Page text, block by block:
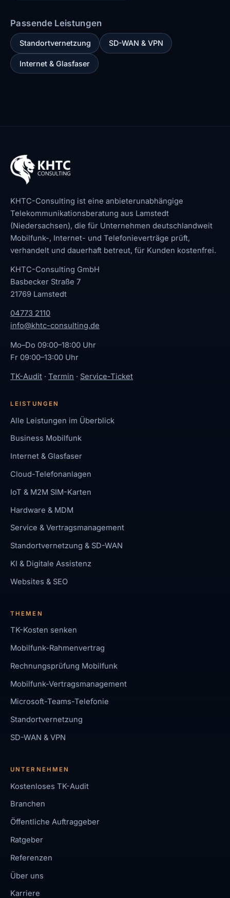
Passende Leistungen
Standortvernetzung SD-WAN & VPN
Internet & Glasfaser
KHTC-Consulting ist eine anbieterunabhängige
Telekommunikationsberatung aus Lamstedt
(Niedersachsen), die für Unternehmen deutschlandweit
Mobilfunk-, Internet- und Telefonieverträge prüft,
verhandelt und dauerhaft betreut, für Kunden kostenfrei.
KHTC-Consulting GmbH
Basbecker Straße 7
21769 Lamstedt
04773 2110
info@khtc-consulting.de
Mo–Do 09:00–18:00 Uhr
Fr 09:00–13:00 Uhr
TK-Audit · Termin · Service-Ticket
LEISTUNGEN
Alle Leistungen im Überblick
Business Mobilfunk
Internet & Glasfaser
Cloud-Telefonanlagen
IoT & M2M SIM-Karten
Hardware & MDM
Service & Vertragsmanagement
Standortvernetzung & SD-WAN
KI & Digitale Assistenz
Websites & SEO
THEMEN
TK-Kosten senken
Mobilfunk-Rahmenvertrag
Rechnungsprüfung Mobilfunk
Mobilfunk-Vertragsmanagement
Microsoft-Teams-Telefonie
Standortvernetzung
SD-WAN & VPN
UNTERNEHMEN
Kostenloses TK-Audit
Branchen
Öffentliche Auftraggeber
Ratgeber
Referenzen
Über uns
Karriere